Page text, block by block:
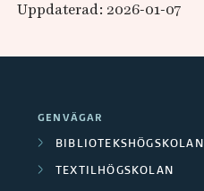
Uppdaterad: 2026-01-07
GENVÄGAR
BIBLIOTEKSHÖGSKOLAN
TEXTILHÖGSKOLAN